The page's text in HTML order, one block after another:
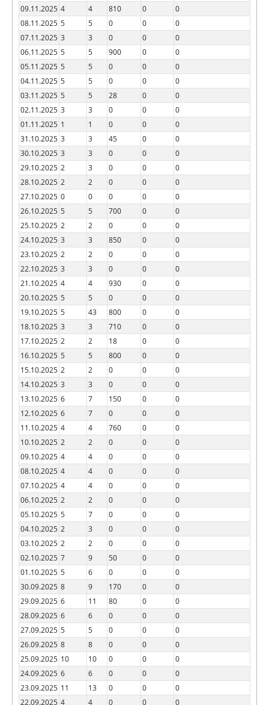
09.11.2025 4 4 810 0
0
08.11.2025 5 5 0 0
0
07.11.2025 3 3 0 0
0
06.11.2025 5 5 900 0
0
05.11.2025 5 5 0 0
0
04.11.2025 5 5 0 0
0
03.11.2025 5 5 28 0
0
02.11.2025 3 3 0 0
0
01.11.2025 1 1 0 0
0
31.10.2025 3 3 45 0
0
30.10.2025 3 3 0 0
0
29.10.2025 2 3 0 0
0
28.10.2025 2 2 0 0
0
27.10.2025 0 0 0 0
0
26.10.2025 5 5 700 0
0
25.10.2025 2 2 0 0
0
24.10.2025 3 3 850 0
0
23.10.2025 2 2 0 0
0
22.10.2025 3 3 0 0
0
21.10.2025 4 4 930 0
0
20.10.2025 5 5 0 0
0
19.10.2025 5 43 800 0
0
18.10.2025 3 3 710 0
0
17.10.2025 2 2 18 0
0
16.10.2025 5 5 800 0
0
15.10.2025 2 2 0 0
0
14.10.2025 3 3 0 0
0
13.10.2025 6 7 150 0
0
12.10.2025 6 7 0 0
0
11.10.2025 4 4 760 0
0
10.10.2025 2 2 0 0
0
09.10.2025 4 4 0 0
0
08.10.2025 4 4 0 0
0
07.10.2025 4 4 0 0
0
06.10.2025 2 2 0 0
0
05.10.2025 5 7 0 0
0
04.10.2025 2 3 0 0
0
03.10.2025 2 2 0 0
0
02.10.2025 7 9 50 0
0
01.10.2025 5 6 0 0
0
30.09.2025 8 9 170 0
0
29.09.2025 6 11 80 0
0
28.09.2025 6 6 0 0
0
27.09.2025 5 5 0 0
0
26.09.2025 8 8 0 0
0
25.09.2025 10 10 0 0
0
24.09.2025 6 6 0 0
0
23.09.2025 11 13 0 0
0
22.09.2025 4 4 0 0
0